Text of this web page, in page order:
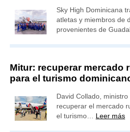
Sky High Dominicana
atletas y miembros de
provenientes de
Mitur: recuperar mercado
para el turismo
David Collado,
recuperar el mercado
el turismo… Leer más